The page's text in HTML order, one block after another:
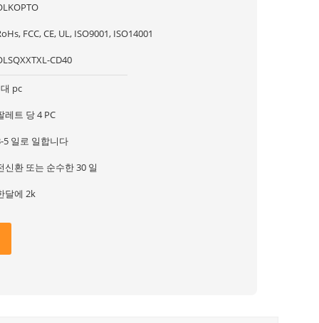
FCC, CE, UL, ISO9001, ISO14001
CD40
pc
레트 당 4 PC
5 일로 일합니다
전신환 또는 순수한 30 일
달에 2k